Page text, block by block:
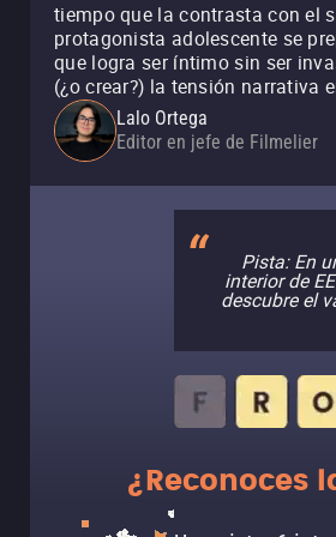
tiempo que la contrasta con el
protagonista adolescente se
que logra ser íntimo sin ser
(¿o crear?) la tensión narrativa
Lalo Ortega
Editor en jefe de Filmelier
Pista: En
interior de
descubre el
¿Reconoces